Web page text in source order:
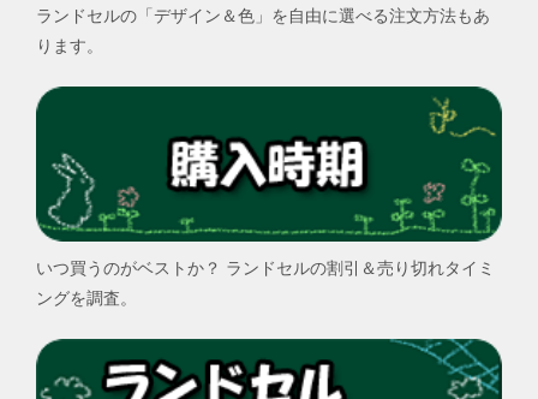
ランドセルの「デザイン＆色」を自由に選べる注文方法もあ
ります。
いつ買うのがベストか？ ランドセルの割引＆売り切れタイミ
ングを調査。